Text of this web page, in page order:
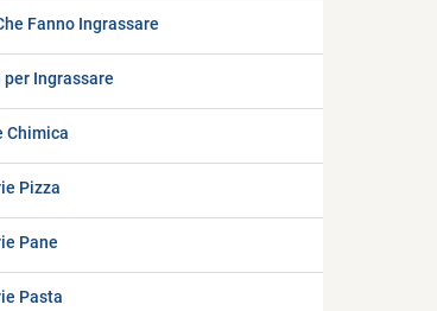
Fanno Ingrassare
per Ingrassare
Chimica
Pizza
Pane
Pasta